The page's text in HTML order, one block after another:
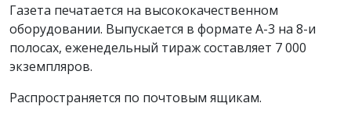
Газета печатается на высококачественном
оборудовании. Выпускается в формате А-3 на 8-и
полосах, еженедельный тираж составляет 7 000
экземпляров.
Распространяется по почтовым ящикам.